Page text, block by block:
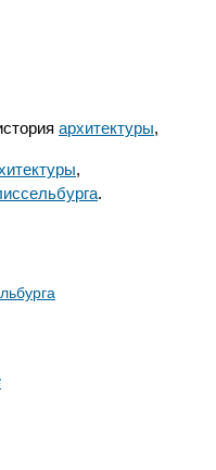
архитектуры,
,
.